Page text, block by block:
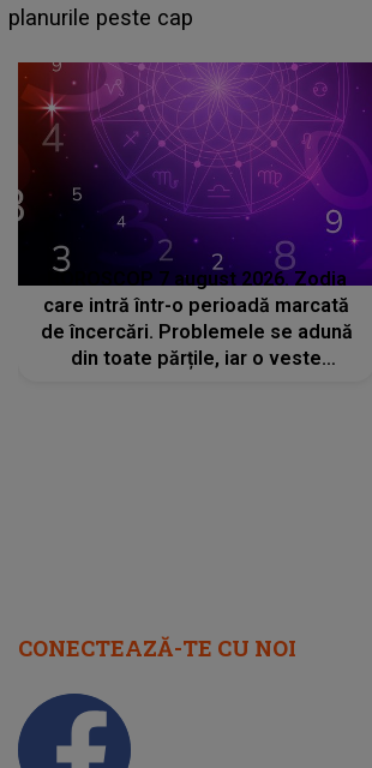
sa: "I-am spus și ei în față, eu nu te
HOROSCOP 7 august 2026. Zodia
care intră într-o perioadă marcată
de încercări. Problemele se adună
din toate părțile, iar o veste
CONECTEAZĂ-TE CU NOI